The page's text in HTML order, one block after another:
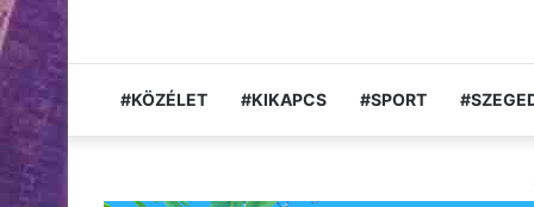
#KÖZÉLET #KIKAPCS #SPORT